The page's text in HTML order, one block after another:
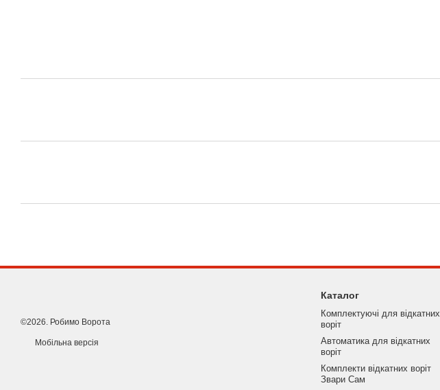
©2026. Робимо Ворота
Мобільна версія
Каталог
Комплектуючі для відкатних
воріт
Автоматика для відкатних
воріт
Комплекти відкатних воріт
Звари Сам